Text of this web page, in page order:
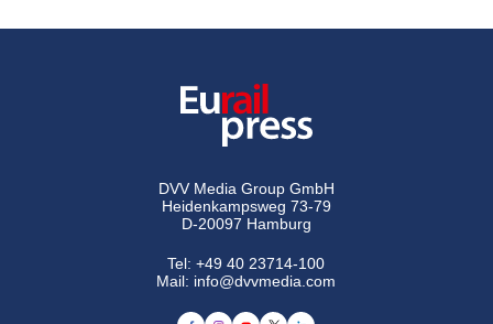
DVV Media Group GmbH
Heidenkampsweg 73-79
D-20097 Hamburg
Tel:+49 40 23714-100
Mail: info@dvvmedia.com